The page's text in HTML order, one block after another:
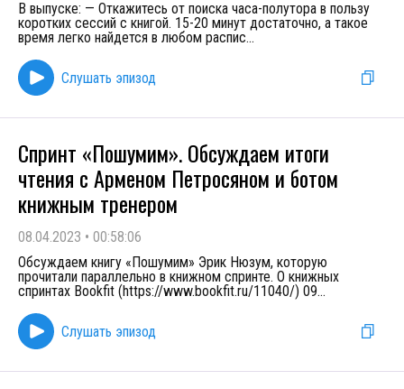
В выпуске: — Откажитесь от поиска часа-полутора в пользу
коротких сессий с книгой. 15-20 минут достаточно, а такое
время легко найдется в любом распис...
Слушать эпизод
Спринт «Пошумим». Обсуждаем итоги
чтения с Арменом Петросяном и ботом
книжным тренером
08.04.2023 • 00:58:06
Обсуждаем книгу «Пошумим» Эрик Нюзум, которую
прочитали параллельно в книжном спринте. О книжных
спринтах Bookfit (https://www.bookfit.ru/11040/) 09...
Слушать эпизод